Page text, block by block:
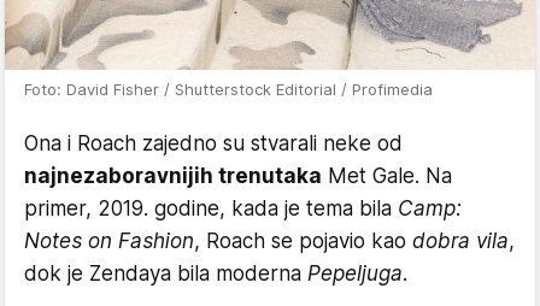
Foto: David Fisher / Shutterstock Editorial / Profimedia
Ona i Roach zajedno su stvarali neke od
najnezaboravnijih trenutaka Met Gale. Na
primer, 2019. godine, kada je tema bila Camp:
Notes on Fashion, Roach se pojavio kao dobra vila,
dok je Zendaya bila moderna Pepeljuga.